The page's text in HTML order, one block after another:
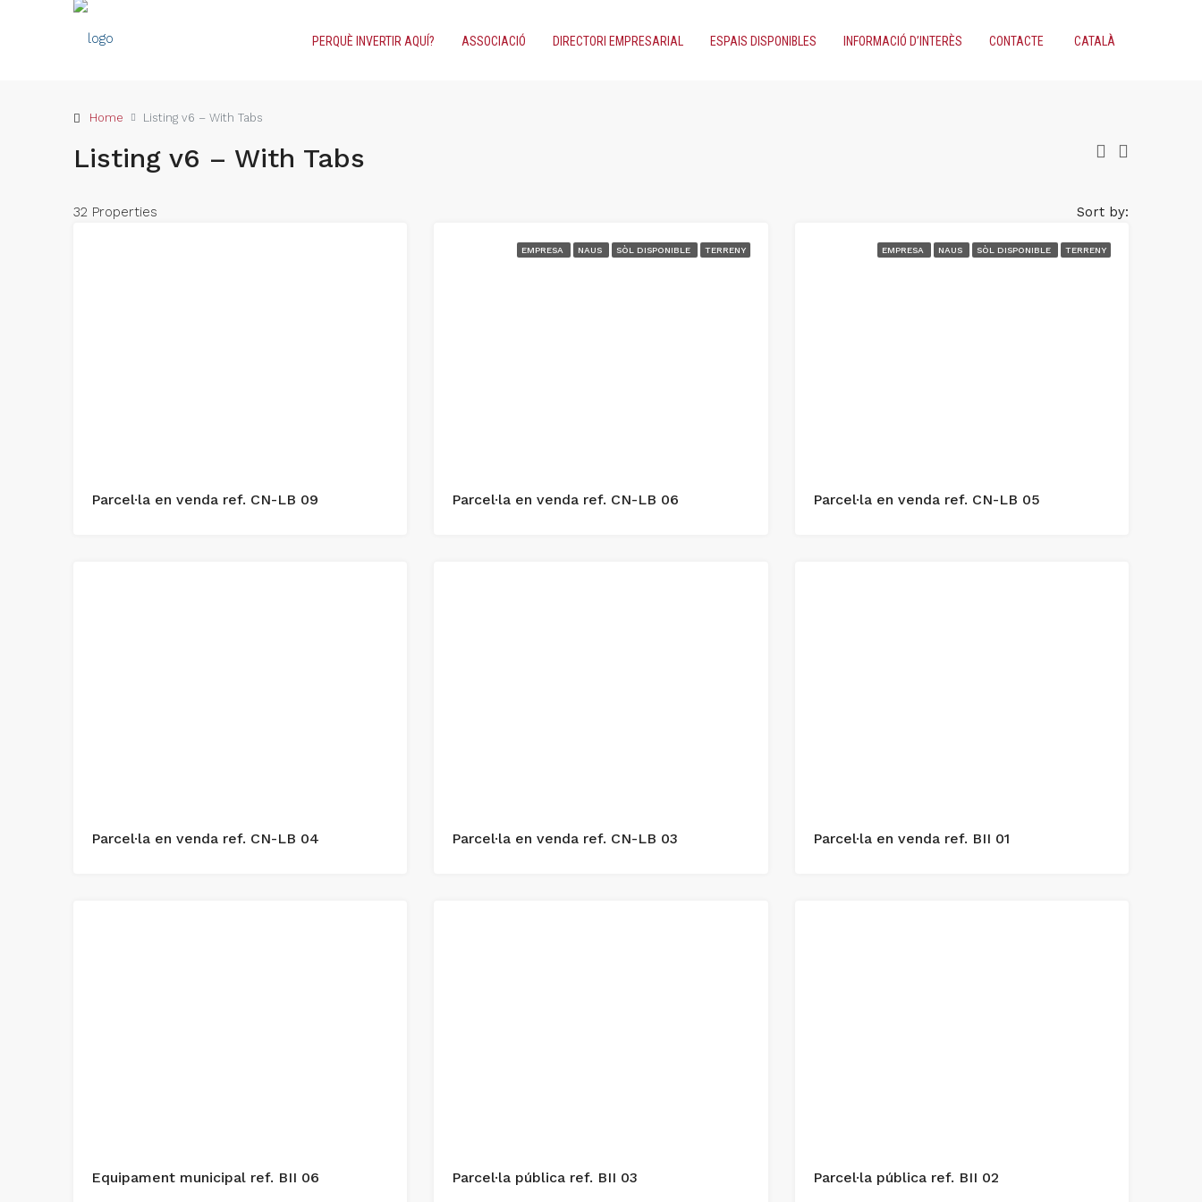
PERQUÈ INVERTIR AQUÍ? ASSOCIACIÓ DIRECTORI EMPRESARIAL ESPAIS DISPONIBLES INFORMACIÓ D’INTERÈS CONTACTE CATALÀ
Home Listing v6 – With Tabs
Listing v6 – With Tabs
32 Properties Sort by:
Parcel·la en venda ref. CN-LB 09
EMPRESA NAUS SÒL DISPONIBLE TERRENY
Parcel·la en venda ref. CN-LB 06
EMPRESA NAUS SÒL DISPONIBLE TERRENY
Parcel·la en venda ref. CN-LB 05
Parcel·la en venda ref. CN-LB 04 Parcel·la en venda ref. CN-LB 03 Parcel·la en venda ref. BII 01
Equipament municipal ref. BII 06 Parcel·la pública ref. BII 03 Parcel·la pública ref. BII 02